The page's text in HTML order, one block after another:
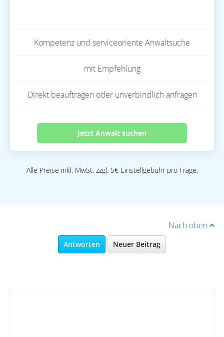
Kompetenz und serviceoriente Anwaltsuche
mit Empfehlung
Direkt beauftragen oder unverbindlich anfragen
Jetzt Anwalt suchen
Alle Preise inkl. MwSt. zzgl. 5€ Einstellgebühr pro Frage.
Nach oben
Antworten Neuer Beitrag